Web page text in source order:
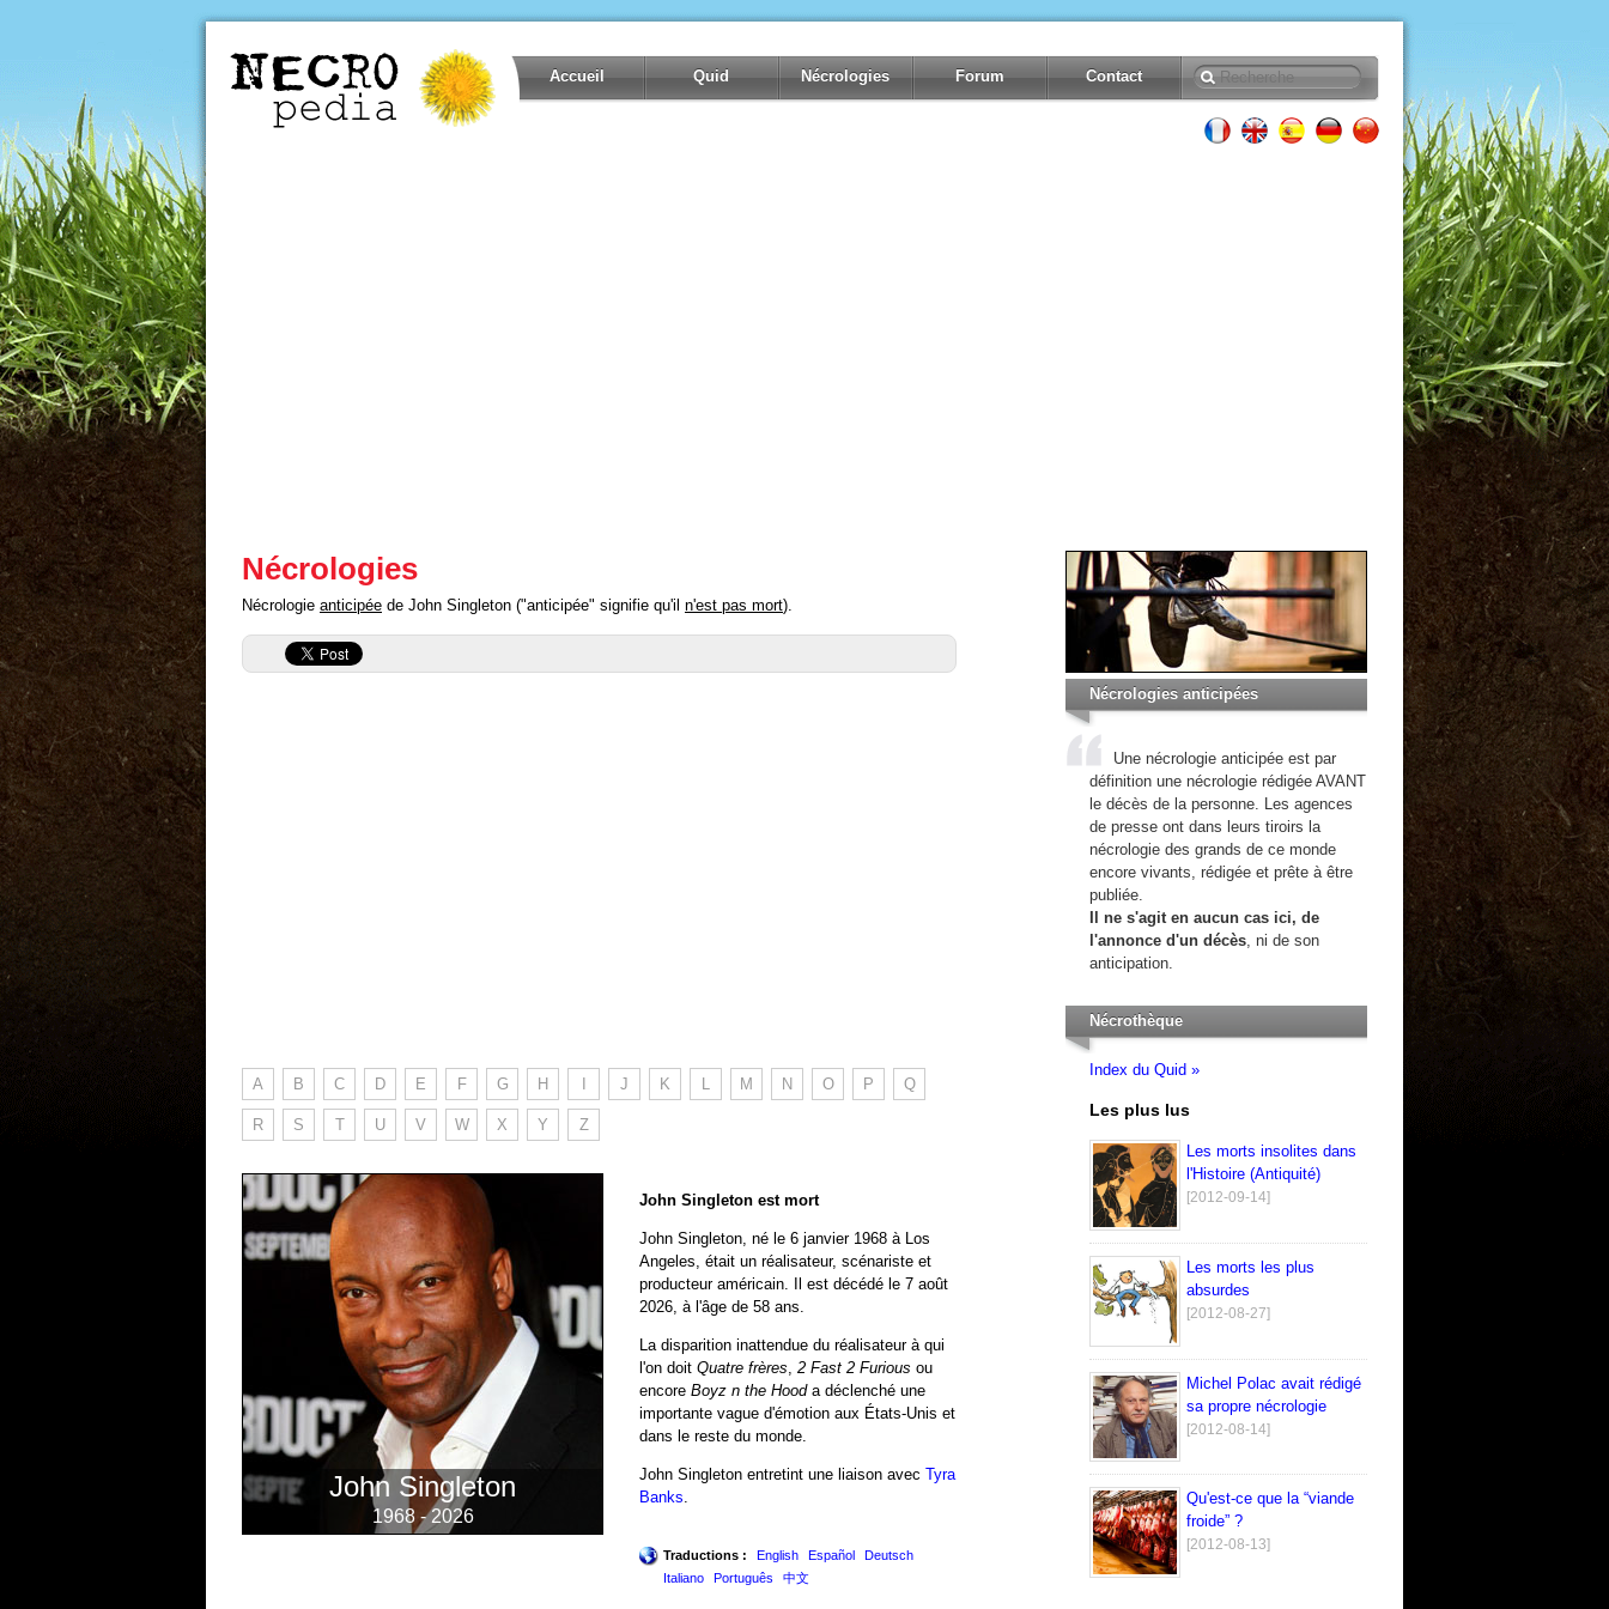
Accueil Quid Nécrologies Forum Contact
Nécrologies
Nécrologie anticipée de John Singleton ("anticipée" signifie qu'il n'est pas mort).
A B C D E F G H J K L M N O P Q
R S T U V W X Y Z
John Singleton
1968 - 2026
John Singleton est mort
John Singleton, né le 6 janvier 1968 à Los
Angeles, était un réalisateur, scénariste et
producteur américain. Il est décédé le 7 août
2026, à l'âge de 58 ans.
La disparition inattendue du réalisateur à qui
l'on doit Quatre frères 2 Fast 2 Furious ou
encore Boyz n the Hooda déclenché une
importante vague d'émotion aux États-Unis et
dans le reste du monde.
John Singleton entretint une liaison avec Tyra
Banks
Traductions : English Español
Deutsch
Italiano
Português 中文
Nécrologies anticipées
Une nécrologie anticipée est par
définition une nécrologie rédigée AVANT
le décès de la personne. Les agences
de presse ont dans leurs tiroirs la
nécrologie des grands de ce monde
encore vivants, rédigée et prête à être
publiée.
Il ne s'agit en aucun cas ici, de
l'annonce d'un décès, ni de son
anticipation.
Nécrothèque
Index du Quid »
Les plus lus
Les morts insolites dans
l'Histoire (Antiquité)
[2012-09-14]
Les morts les plus
absurdes
[2012-08-27]
Michel Polac avait rédigé
sa propre nécrologie
[2012-08-14]
Qu'est-ce que la “viande
froide” ?
[2012-08-13]